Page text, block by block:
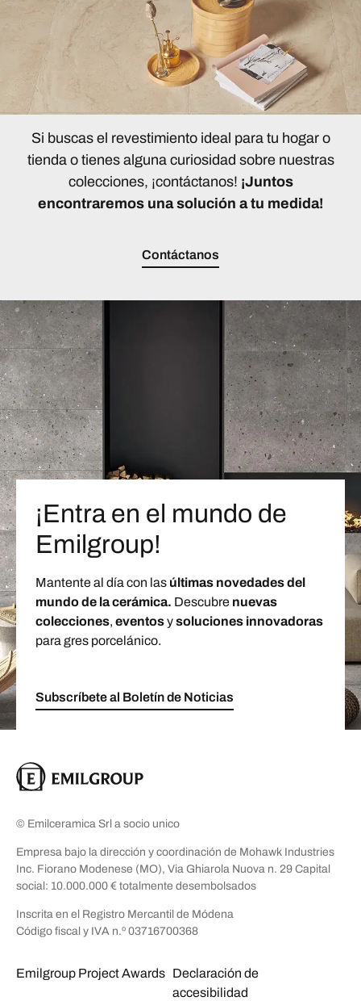
Si buscas el revestimiento ideal para tu hogar o
tienda o tienes alguna curiosidad sobre nuestras
colecciones, ¡contáctanos! ¡Juntos
encontraremos una solución a tu medida!
Contáctanos
¡Entra en el mundo de
Emilgroup!
Mantente al día con las últimas novedades del
mundo de la cerámica. Descubre nuevas
colecciones, eventosysoluciones innovadoras
para gres porcelánico.
Subscríbete al Boletín de Noticias
© Emilceramica Srl a socio unico
Empresa bajo la dirección y coordinación de Mohawk Industries
Inc. Fiorano Modenese (MO), Via Ghiarola Nuova n. 29 Capital
social: 10.000.000 € totalmente desembolsados
Inscrita en el Registro Mercantil de Módena
Código fiscal y IVA n.º 03716700368
Emilgroup Project Awards Declaración de
accesibilidad